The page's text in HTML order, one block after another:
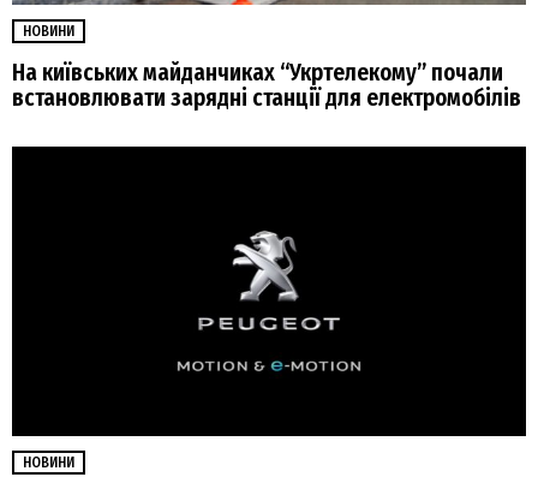
НОВИНИ
На київських майданчиках “Укртелекому” почали
встановлювати зарядні станції для електромобілів
НОВИНИ